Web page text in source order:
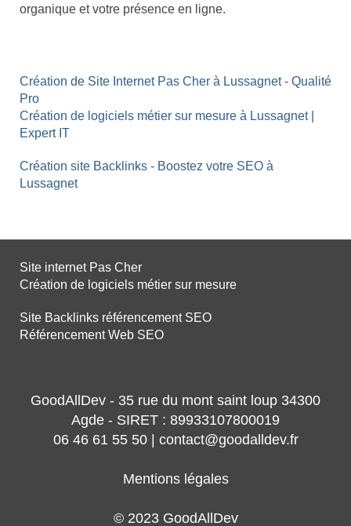
organique et votre présence en ligne.
Création de Site Internet Pas Cher à Lussagnet - Qualité
Pro
Création de logiciels métier sur mesure à Lussagnet |
Expert IT
Création site Backlinks - Boostez votre SEO à
Lussagnet
Site internet Pas Cher
Création de logiciels métier sur mesure
Site Backlinks référencement SEO
Référencement Web SEO
GoodAllDev - 35 rue du mont saint loup 34300
Agde - SIRET : 89933107800019
06 46 61 55 50 | contact@goodalldev.fr
Mentions légales
© 2023 GoodAllDev